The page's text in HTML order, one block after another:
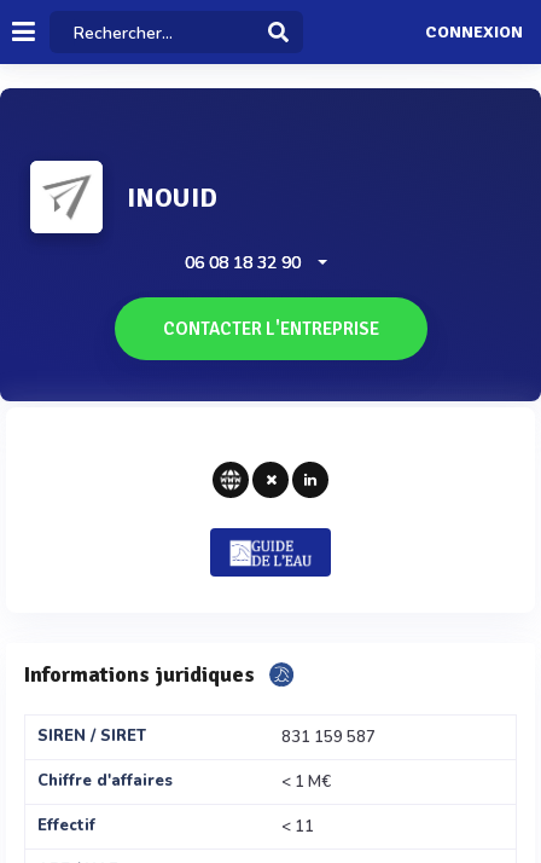
CONNEXION
INOUID
06 08 18 32 90
CONTACTER L'ENTREPRISE
Informations juridiques
SIREN / SIRET
831 159 587
Chiffre d'affaires
< 1 M€
Effectif
< 11